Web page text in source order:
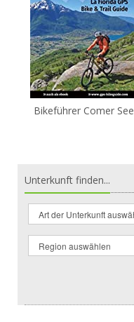
Bikeführer Comer See
Unterkunft finden...